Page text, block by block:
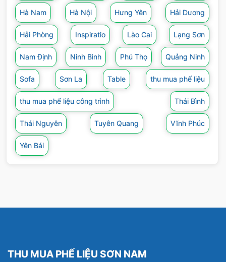
Hà Nam Hà Nội Hưng Yên Hải Dương
Hải Phòng Inspiratio Lào Cai Lạng Sơn
Nam Định Ninh Bình Phú Thọ Quảng Ninh
Sofa Sơn La Table thu mua phế liệu
thu mua phế liệu công trình Thái Bình
Thái Nguyên Tuyên Quang Vĩnh Phúc
Yên Bái
Mua Phế Liệu Thép
THU MUA PHẾ LIỆU SƠN NAM